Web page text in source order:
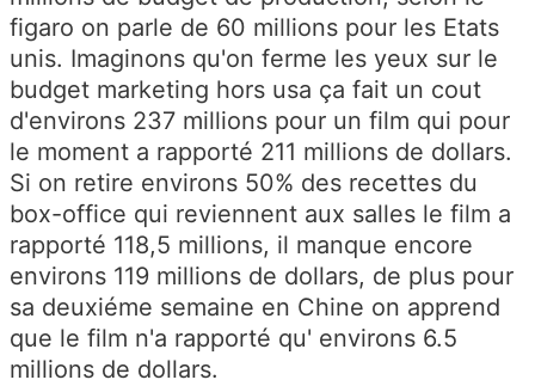
figaro on parle de 60 millions pour les Etats
unis. Imaginons qu'on ferme les yeux sur le
budget marketing hors usa ça fait un cout
d'environs 237 millions pour un film qui pour
le moment a rapporté 211 millions de dollars.
Si on retire environs 50% des recettes du
box-office qui reviennent aux salles le film a
rapporté 118,5 millions, il manque encore
environs 119 millions de dollars, de plus pour
sa deuxiéme semaine en Chine on apprend
que le film n'a rapporté qu' environs 6.5
millions de dollars.